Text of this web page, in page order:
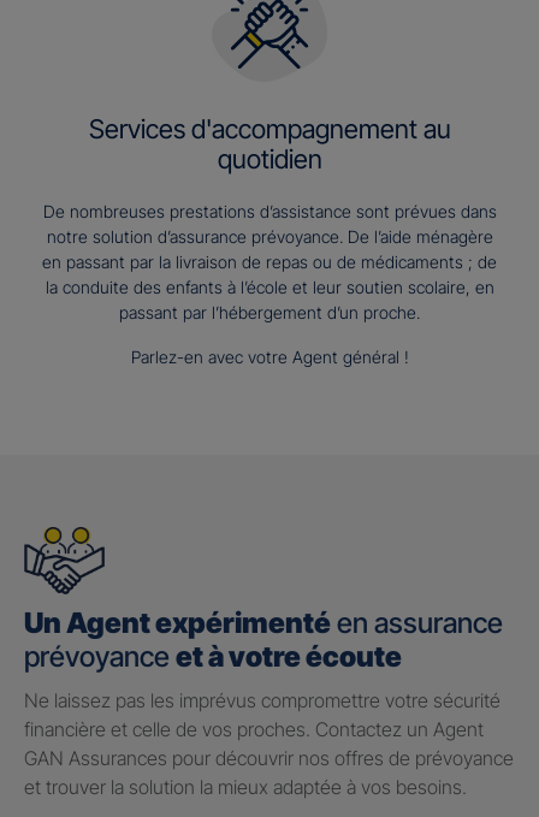
Services d'accompagnement au
quotidien
De nombreuses prestations d’assistance sont prévues dans
notre solution d’assurance prévoyance. De l’aide ménagère
en passant par la livraison de repas ou de médicaments ; de
la conduite des enfants à l’école et leur soutien scolaire, en
passant par l’hébergement d’un proche.
Parlez-en avec votre Agent général !
Un Agent expérimentéen assurance
prévoyance et à votre écoute
Ne laissez pas les imprévus compromettre votre sécurité
financière et celle de vos proches. Contactez un Agent
GAN Assurances pour découvrir nos offres de prévoyance
et trouver la solution la mieux adaptée à vos besoins.